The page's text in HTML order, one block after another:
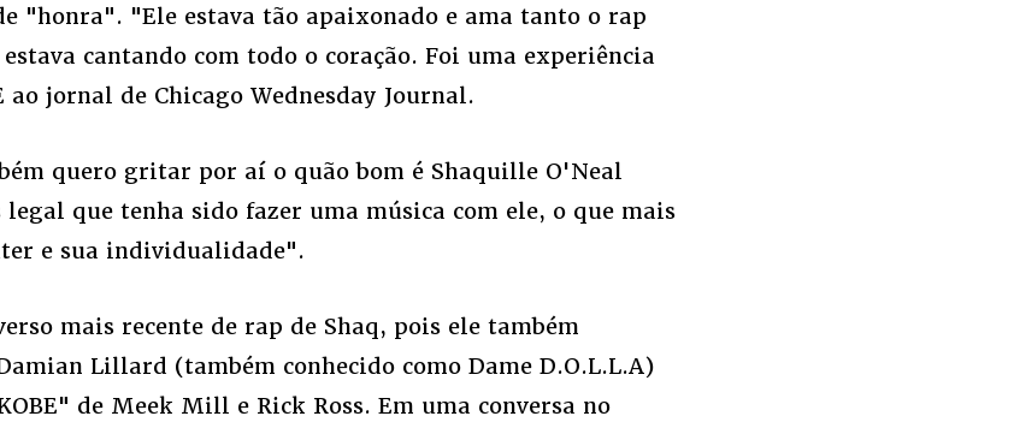
"honra". "Ele estava tão apaixonado e ama tanto o rap
cantando com todo o coração. Foi uma experiência
ao jornal de Chicago Wednesday Journal.
quero gritar por aí o quão bom é Shaquille O'Neal
legal que tenha sido fazer uma música com ele, o que mais
e sua individualidade".
mais recente de rap de Shaq, pois ele também
Lillard (também conhecido como Dame D.O.L.L.A)
de Meek Mill e Rick Ross. Em uma conversa no